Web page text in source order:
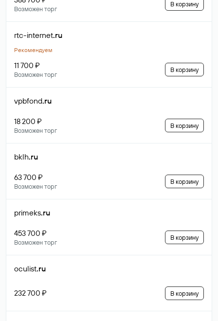
Возможен торг
В корзину
rtc-internet.ru
Рекомендуем
11 700 ₽
Возможен торг
В корзину
vpbfond.ru
18 200 ₽
Возможен торг
В корзину
bklh.ru
63 700 ₽
Возможен торг
В корзину
primeks.ru
453 700 ₽
Возможен торг
В корзину
oculist.ru
232 700 ₽ В корзину